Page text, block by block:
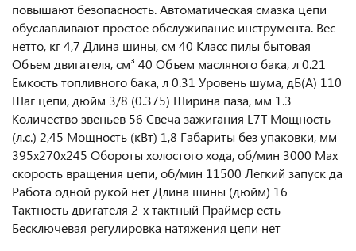
повышают безопасность. Автоматическая смазка цепи
обуславливают простое обслуживание инструмента. Вес
нетто, кг 4,7 Длина шины, см 40 Класс пилы бытовая
Объем двигателя, см³ 40 Объем масляного бака, л 0.21
Емкость топливного бака, л 0.31 Уровень шума, дБ(А) 110
Шаг цепи, дюйм 3/8 (0.375) Ширина паза, мм 1.3
Количество звеньев 56 Свеча зажигания L7T Мощность
(л.с.) 2,45 Мощность (кВт) 1,8 Габариты без упаковки, мм
395х270х245 Обороты холостого хода, об/мин 3000 Мах
скорость вращения цепи, об/мин 11500 Легкий запуск да
Работа одной рукой нет Длина шины (дюйм) 16
Тактность двигателя 2-х тактный Праймер есть
Бесключевая регулировка натяжения цепи нет